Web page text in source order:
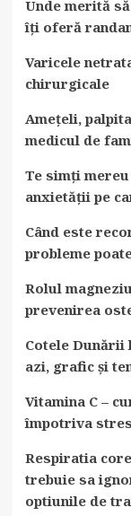
Unde merită
îți oferă
Varicele
chirurgicale
Amețeli,
medicul de
Te simți
anxietății pe
Când este
probleme
Rolul
prevenirea
Cotele Dunării
azi, grafic și
Vitamina C –
împotriva
Respiratia
trebuie sa
optiunile de